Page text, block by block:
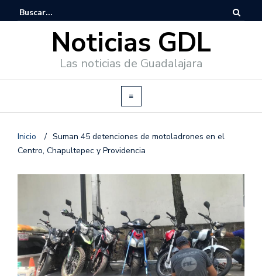
Noticias GDL
Las noticias de Guadalajara
Inicio / Suman 45 detenciones de motoladrones en el
Centro, Chapultepec y Providencia